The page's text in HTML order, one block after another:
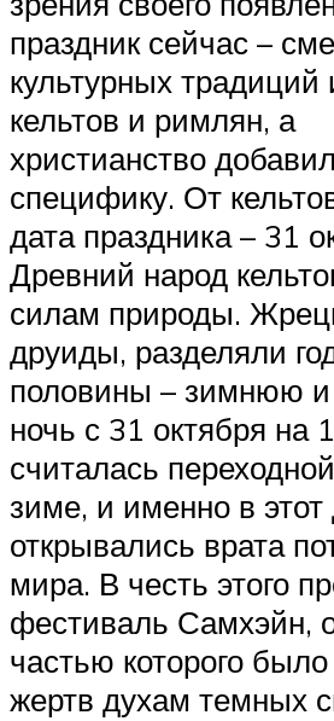
праздник сейчас –
культурных традиций
кельтов и римлян, а
христианство
специфику. От
дата праздника – 31
Древний народ
силам природы.
друиды, разделяли
половины – зимнюю
ночь с 31 октября на
считалась
зиме, и именно в этот
открывались врата
мира. В честь этого
фестиваль Самхэйн,
частью которого
жертв духам темных